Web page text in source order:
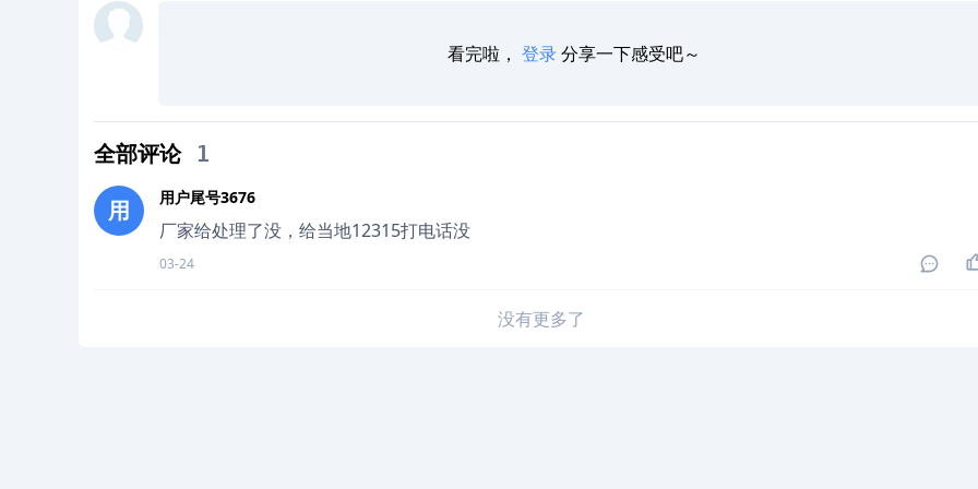
看完啦， 登录分享一下感受吧～
全部评论 1
用 用户尾号3676
厂家给处理了没，给当地12315打电话没
03-24
没有更多了